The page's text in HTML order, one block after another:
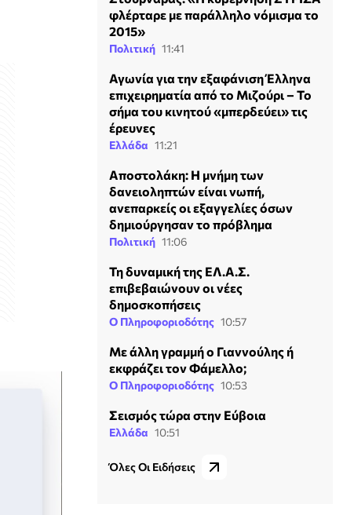
φλέρταρε με παράλληλο νόμισμα το
2015»
Πολιτική 11:41
Αγωνία για την εξαφάνιση Έλληνα
επιχειρηματία από το Μιζούρι – Το
σήμα του κινητού «μπερδεύει» τις
έρευνες
Ελλάδα 11:21
Αποστολάκη: Η μνήμη των
δανειοληπτών είναι νωπή,
ανεπαρκείς οι εξαγγελίες όσων
δημιούργησαν το πρόβλημα
Πολιτική 11:06
Τη δυναμική της ΕΛ.Α.Σ.
επιβεβαιώνουν οι νέες
δημοσκοπήσεις
Ο Πληροφοριοδότης 10:57
Με άλλη γραμμή ο Γιαννούλης ή
εκφράζει τον Φάμελλο;
Ο Πληροφοριοδότης 10:53
Σεισμός τώρα στην Εύβοια
Ελλάδα 10:51
Όλες Οι Ειδήσεις